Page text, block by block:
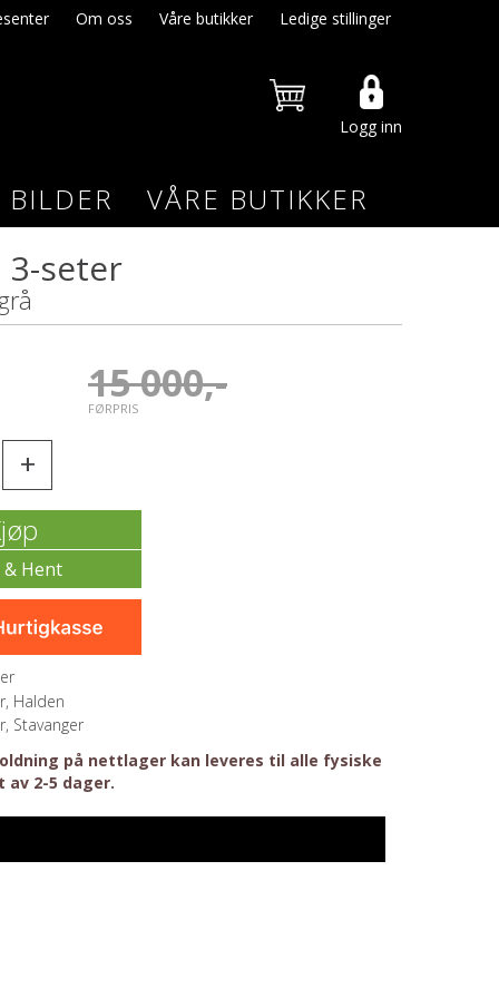
Om oss Våre butikker Ledige stillinger
Logg inn
BILDER VÅRE BUTIKKER
3-seter
15 000,-
FØRPRIS
+
Halden
Stavanger
på nettlager kan leveres til alle fysiske
2-5 dager.